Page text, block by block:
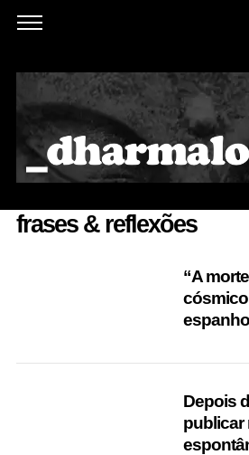
frases & reflexões
“A
Depois
publicar